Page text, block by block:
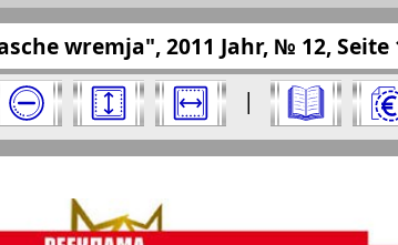
Jahr. Wählen Sie eine Nummer
wremja", 2011 Jahr, № 12, Seite
|
12, 2011 Jahr. Wählen Sie eine